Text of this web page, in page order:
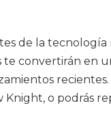
de la
convertirán en
o podrás